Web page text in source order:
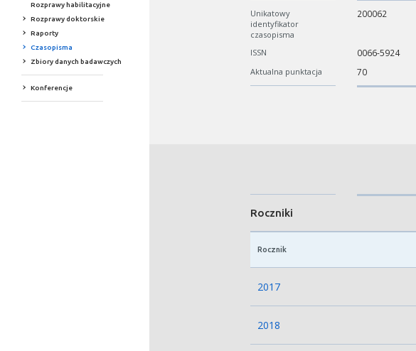
Rozprawy habilitacyjne
Rozprawy doktorskie
Raporty
Czasopisma
Zbiory danych badawczych
Konferencje
Unikatowy
identyfikator
czasopisma
200062
ISSN 0066-5924
Aktualna punktacja 70
Roczniki
Rocznik
2017
2018